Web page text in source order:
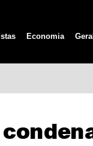
Economia